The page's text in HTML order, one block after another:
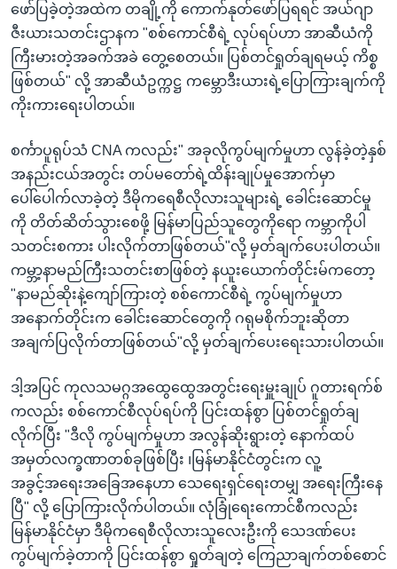
ဖော်ပြခဲ့တဲ့အထဲက တချို့ကို ကောက်နုတ်ဖော်ပြရရင် အယ်ဂျာ
ဇီးယားသတင်းဌာနက "စစ်ကောင်စီရဲ့ လုပ်ရပ်ဟာ အာဆီယံကို
ကြီးမားတဲ့အခက်အခဲ တွေ့စေတယ်။ ပြစ်တင်ရှုတ်ချရမယ့် ကိစ္စ
ဖြစ်တယ်" လို့ အာဆီယံဥက္ကဋ္ဌ ကမ္ဘောဒီးယားရဲ့ပြောကြားချက်ကို
ကိုးကားရေးပါတယ်။
စင်္ကာပူရုပ်သံ CNA ကလည်း" အခုလိုကွပ်မျက်မှုဟာ လွန်ခဲ့တဲ့နှစ်
အနည်းငယ်အတွင်း တပ်မတော်ရဲ့ထိန်းချုပ်မှုအောက်မှာ
ပေါ်ပေါက်လာခဲ့တဲ့ ဒီမိုကရေစီလိုလားသူများရဲ့ ခေါင်းဆောင်မှု
ကို တိတ်ဆိတ်သွားစေဖို့ မြန်မာပြည်သူတွေကိုရော ကမ္ဘာကိုပါ
သတင်းစကား ပါးလိုက်တာဖြစ်တယ်"လို့ မှတ်ချက်ပေးပါတယ်။
ကမ္ဘာ့နာမည်ကြီးသတင်းစာဖြစ်တဲ့ နယူးယောက်တိုင်းမ်ကတော့
"နာမည်ဆိုးနဲ့ကျော်ကြားတဲ့ စစ်ကောင်စီရဲ့ ကွပ်မျက်မှုဟာ
အနောက်တိုင်းက ခေါင်းဆောင်တွေကို ဂရုမစိုက်ဘူးဆိုတာ
အချက်ပြလိုက်တာဖြစ်တယ်"လို့ မှတ်ချက်ပေးရေးသားပါတယ်။
ဒါ့အပြင် ကုလသမဂ္ဂအထွေထွေအတွင်းရေးမှူးချုပ် ဂူတားရက်စ်
ကလည်း စစ်ကောင်စီလုပ်ရပ်ကို ပြင်းထန်စွာ ပြစ်တင်ရှုတ်ချ
လိုက်ပြီး "ဒီလို ကွပ်မျက်မှုဟာ အလွန်ဆိုးရွားတဲ့ နောက်ထပ်
အမှတ်လက္ခဏာတစ်ခုဖြစ်ပြီး ၊မြန်မာနိုင်ငံတွင်းက လူ့
အခွင့်အရေးအခြေအနေဟာ သေရေးရှင်ရေးတမျှ အရေးကြီးနေ
ပြီ" လို့ ပြောကြားလိုက်ပါတယ်။ လုံခြုံရေးကောင်စီကလည်း
မြန်မာနိုင်ငံမှာ ဒီမိုကရေစီလိုလားသူလေးဦးကို သေဒဏ်ပေး
ကွပ်မျက်ခဲ့တာကို ပြင်းထန်စွာ ရှုတ်ချတဲ့ ကြေညာချက်တစ်စောင်